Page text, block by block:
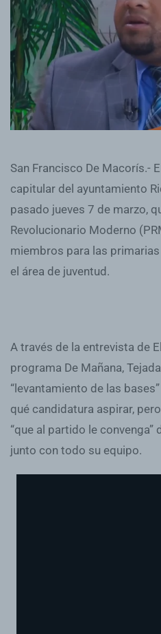
San Francisco De Macorís.-
capitular del ayuntamiento
pasado jueves 7 de marzo,
Revolucionario Moderno
miembros para las
el área de juventud.
A través de la entrevista de
programa De Mañana,
“levantamiento de las
qué candidatura aspirar,
“que al partido le convenga”
junto con todo su equipo.